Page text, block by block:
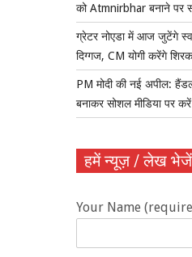
को Atmnirbhar बनाने पर
ग्रेटर नोएडा में आज जुटेंगे
दिग्गज, CM योगी करेंगे
PM मोदी की नई अपील:
बनाकर सोशल मीडिया पर
हमें न्यूज़ / लेख भेजें
Your Name